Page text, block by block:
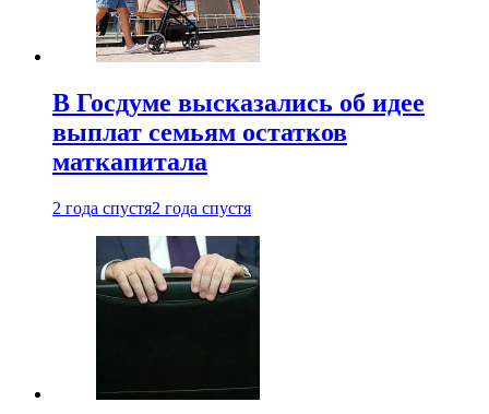
В Госдуме высказались об идее
выплат семьям остатков
маткапитала
2 года спустя2 года спустя